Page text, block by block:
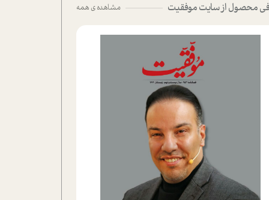
محصول از سایت موفقیت مشاهده ی همه